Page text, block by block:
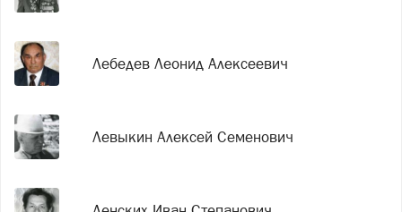
Лебедев Леонид Алексеевич
Левыкин Алексей Семенович